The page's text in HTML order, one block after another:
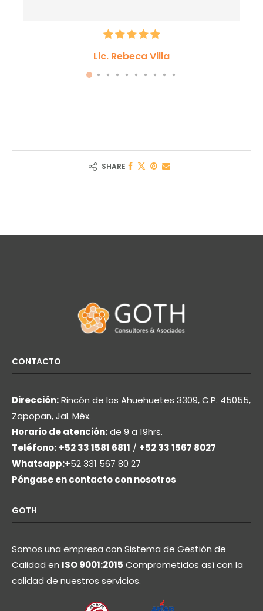
Lic. Rebeca Villa
SHARE
CONTACTO
Dirección:Rincón de los Ahuehuetes 3309, C.P. 45055,
Zapopan, Jal. Méx.
Horario de atención:de 9 a 19hrs.
Teléfono: +52 33 1581 6811 / +52 33 1567 8027
Whatsapp:+52 331 567 80 27
Póngase en contacto con nosotros
GOTH
Somos una empresa con Sistema de Gestión de
Calidad en ISO 9001:2015 Comprometidos así con la
calidad de nuestros servicios.